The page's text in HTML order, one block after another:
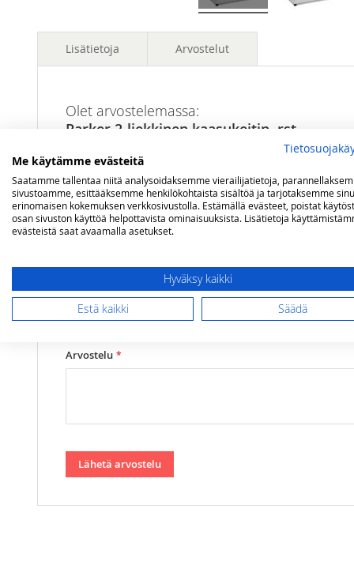
Lisätietoja
Mitat
(lxsxk) 45 x 36 x 15 cm
Polttimet
2 kpl
Teho
1,5 kW ja 2,5 kW
Arvostelut
Olet arvostelemassa:
Parker 2-liekkinen kaasukeitin, rst
Arviosi
Rating
1
star
2
stars
3
stars
4
stars
5
stars
Nimimerkki
Yhteenveto
Arvostelu
Lähetä arvostelu
Me käytämme evästeitä
Saatamme tallentaa niitä analysoidaksemme vierailijatietoja,
sivustoamme, esittääksemme henkilökohtaista sisältöä ja tarjotaksemme
erinomaisen kokemuksen verkkosivustolla. Estämällä evästeet, poistat
osan sivuston käyttöä helpottavista ominaisuuksista. Lisätietoja
evästeistä saat avaamalla asetukset.
Hyväksy kaikki
Estä kaikki Säädä